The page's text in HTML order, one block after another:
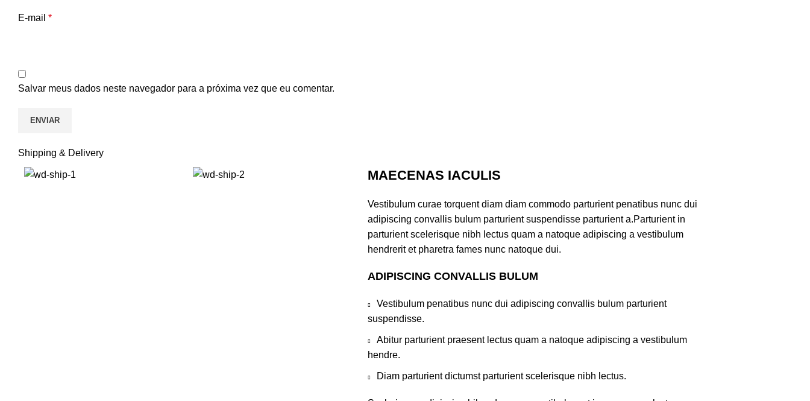
E-mail *
Salvar meus dados neste navegador para a próxima vez que eu comentar.
Shipping & Delivery
MAECENAS IACULIS
Vestibulum curae torquent diam diam commodo parturient penatibus nunc dui
adipiscing convallis bulum parturient suspendisse parturient a.Parturient in
parturient scelerisque nibh lectus quam a natoque adipiscing a vestibulum
hendrerit et pharetra fames nunc natoque dui.
ADIPISCING CONVALLIS BULUM
Vestibulum penatibus nunc dui adipiscing convallis bulum parturient
suspendisse.
Abitur parturient praesent lectus quam a natoque adipiscing a vestibulum
hendre.
Diam parturient dictumst parturient scelerisque nibh lectus.